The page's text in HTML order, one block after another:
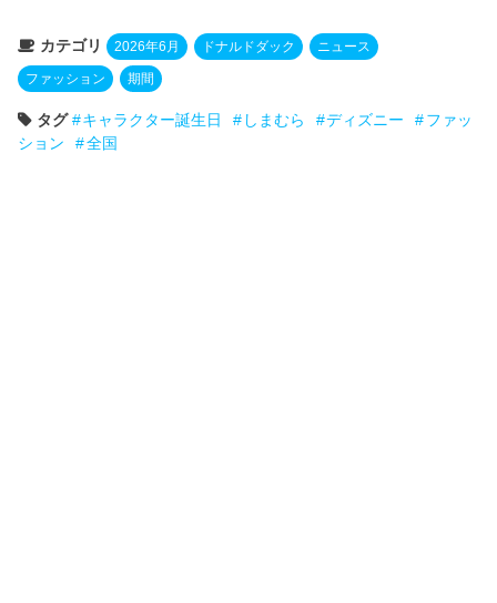
カテゴリ 2026年6月 ドナルドダック ニュース
ファッション 期間
タグ キャラクター誕生日 しまむら ディズニー
ファッ
ション
全国